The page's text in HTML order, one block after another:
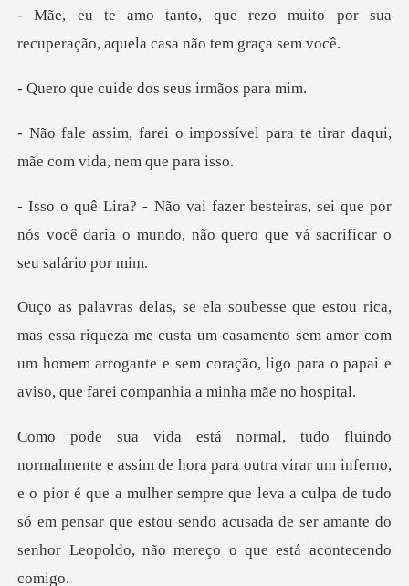
o muito por sua
recuperação, aq
ide dos seus i
ssível para te tirar daqui,
mã
, sei que por
nós você daria o mundo, não qu
a me custa um casamento sem amor com
um homem arrogante e sem coração,
um inferno,
e o pior é que a mulher sempre que leva a culpa de tudo
só em pensar que estou